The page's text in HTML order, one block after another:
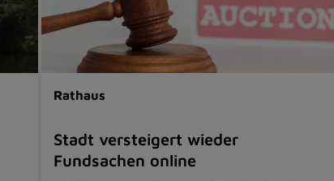
Rathaus
Stadt versteigert wieder
Fundsachen online